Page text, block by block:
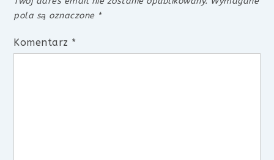
pola są oznaczone *
Komentarz *